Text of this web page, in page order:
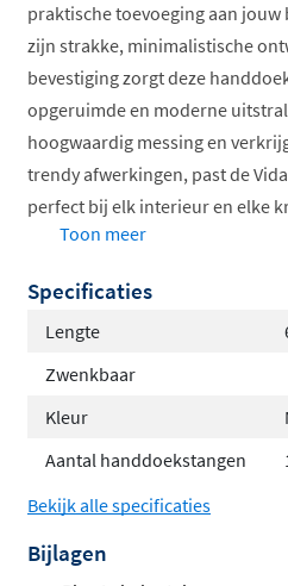
praktische toevoeging aan
zijn strakke, minimalistische
bevestiging zorgt deze
opgeruimde en moderne
hoogwaardig messing en
trendy afwerkingen, past de
perfect bij elk interieur en elke
collectie.
Verkrijgbaar in 50cm en
Keuze uit zes trendkleuren
Inclusief
Kies de perfecte
badkamer
De Vida handdoekhouder is
Toon meer
Specificaties
Lengte
Zwenkbaar
Kleur
Aantal handdoekstangen
Bekijk alle specificaties
Bijlagen